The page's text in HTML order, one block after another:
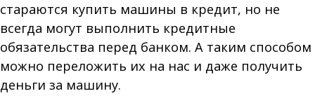
стараются купить машины в кредит, но не
всегда могут выполнить кредитные
обязательства перед банком. А таким способом
можно переложить их на нас и даже получить
деньги за машину.